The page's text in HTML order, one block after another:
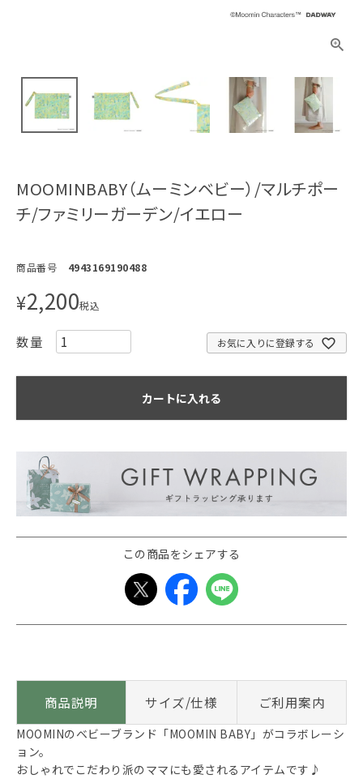
MOOMINBABY（ムーミンベビー）/マルチポー
チ/ファミリーガーデン/イエロー
商品番号 4943169190488
¥2,200税込
お気に入りに登録する
カートに入れる
この商品をシェアする
商品説明 サイズ/仕様 ご利用案内
MOOMINのベビーブランド「MOOMIN BABY」がコラボレーシ
ョン。
おしゃれでこだわり派のママにも愛されるアイテムです♪